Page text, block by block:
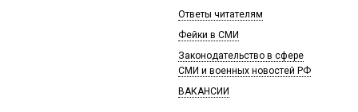
Ответы читателям
Фейки в СМИ
Законодательство в сфере
СМИ и военных новостей РФ
ВАКАНСИИ